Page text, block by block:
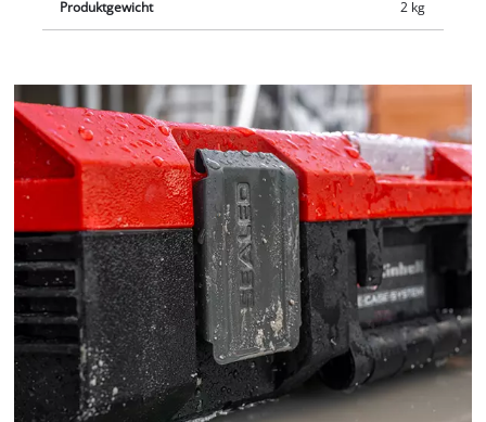
Produktgewicht 2 kg